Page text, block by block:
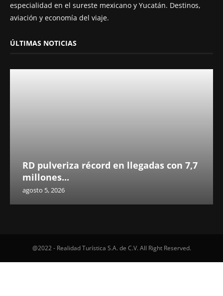
especialidad en el sureste mexicano y Yucatán. Destinos,
aviación y economía del viaje.
ÚLTIMAS NOTICIAS
RD pulveriza récord en llegadas con 7,7
millones...
agosto 5, 2026
@2022 - Realidad Turística S.A. de C.V. All Right Reserved.